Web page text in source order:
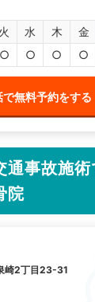
火 水 木 金
○ ○ ○ ○
で無料予約をする
通事故施
院
崎2丁目23-31